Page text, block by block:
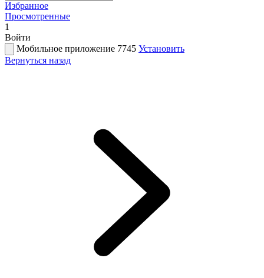
Избранное
Просмотренные
1
Войти
Мобильное приложение 7745 Установить
Вернуться назад